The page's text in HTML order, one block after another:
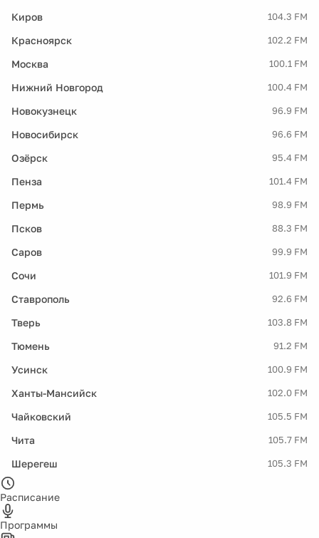
Киров 104.3 FM
Красноярск 102.2 FM
Москва 100.1 FM
Нижний Новгород 100.4 FM
Новокузнецк 96.9 FM
Новосибирск 96.6 FM
Озёрск 95.4 FM
Пенза 101.4 FM
Пермь 98.9 FM
Псков 88.3 FM
Саров 99.9 FM
Сочи 101.9 FM
Ставрополь 92.6 FM
Тверь 103.8 FM
Тюмень 91.2 FM
Усинск 100.9 FM
Ханты-Мансийск 102.0 FM
Чайковский 105.5 FM
Чита 105.7 FM
Шерегеш 105.3 FM
Расписание
Программы